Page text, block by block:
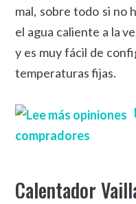
mal, sobre todo si no
el agua caliente a la
y es muy fácil de
temperaturas fijas.
compradores
Calentador